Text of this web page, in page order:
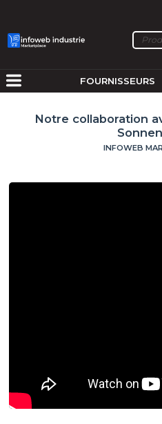
FOURNISSEURS
Notre collaboration
INFOWEB